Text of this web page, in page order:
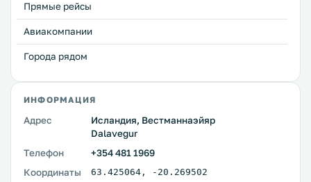
Прямые рейсы
Авиакомпании
Города рядом
ИНФОРМАЦИЯ
Адрес
Исландия, Вестманнаэйяр
Dalavegur
Телефон
+354 481 1969
Координаты
63.425064 , -20.269502